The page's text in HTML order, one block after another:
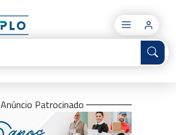
×
Anúncio Patrocinado